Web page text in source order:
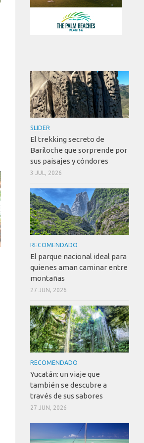
SLIDER
El trekking secreto de
Bariloche que sorprende por
sus paisajes y cóndores
3 JUL, 2026
RECOMENDADO
El parque nacional ideal para
quienes aman caminar entre
montañas
27 JUN, 2026
RECOMENDADO
Yucatán: un viaje que
también se descubre a
través de sus sabores
27 JUN, 2026